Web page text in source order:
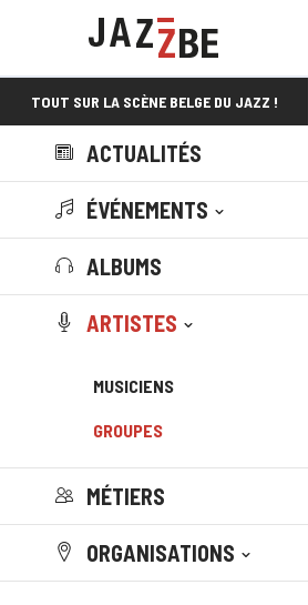
TOUT SUR LA SCÈNE BELGE DU JAZZ !
ACTUALITÉS
ÉVÉNEMENTS
ALBUMS
ARTISTES
MUSICIENS
GROUPES
MÉTIERS
ORGANISATIONS